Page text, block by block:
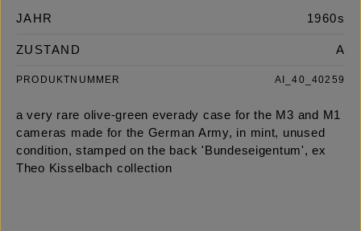
JAHR 1960s
ZUSTAND A
PRODUKTNUMMER AI_40_40259
a very rare olive-green everady case for the M3 and M1
cameras made for the German Army, in mint, unused
condition, stamped on the back 'Bundeseigentum', ex
Theo Kisselbach collection